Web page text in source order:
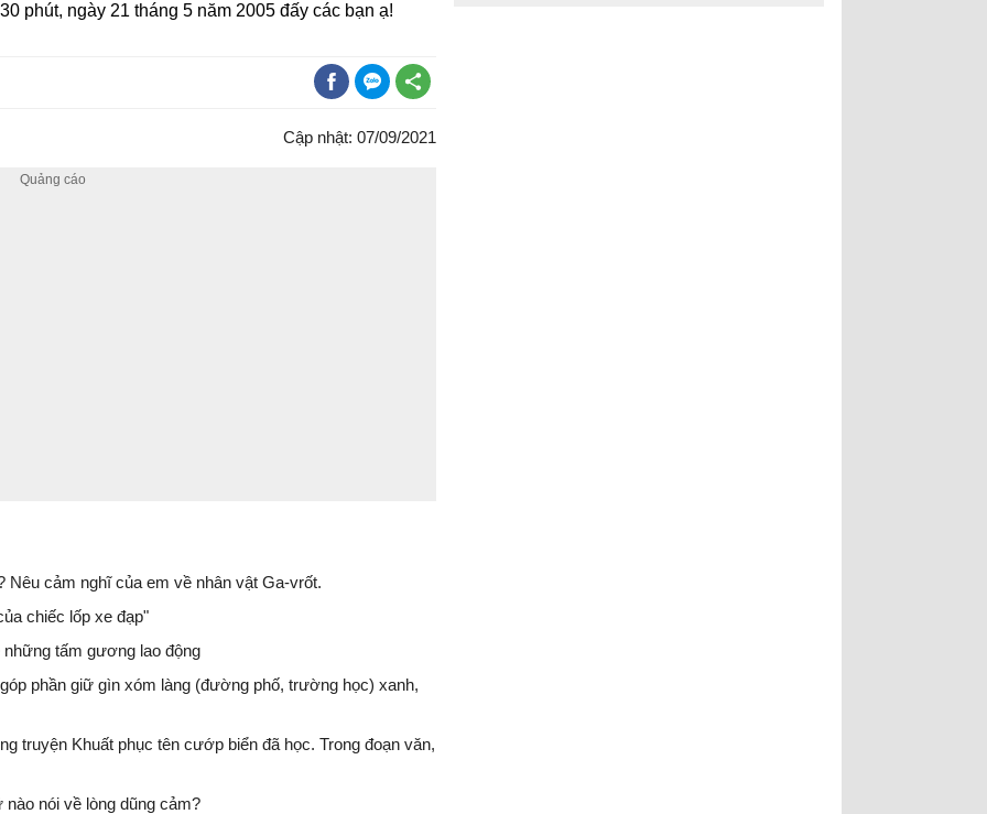
phút, ngày 21 tháng 5 năm 2005 đấy các bạn ạ!
Cập nhật: 07/09/2021
Nêu cảm nghĩ của em về nhân vật Ga-vrốt.
chiếc lốp xe đạp"
tấm gương lao động
phần giữ gìn xóm làng (đường phố, trường học) xanh,
truyện Khuất phục tên cướp biển đã học. Trong đoạn văn,
nói về lòng dũng cảm?